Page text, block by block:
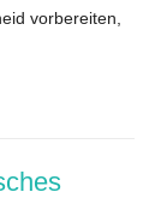
vorbereiten,